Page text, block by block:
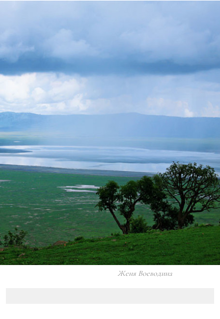
Женя Воеводина